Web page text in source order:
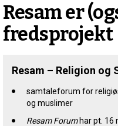
Resam er
fredsprojekt
Resam – Religion og
samtaleforum for
og muslimer
Resam Forumhar pt. 16